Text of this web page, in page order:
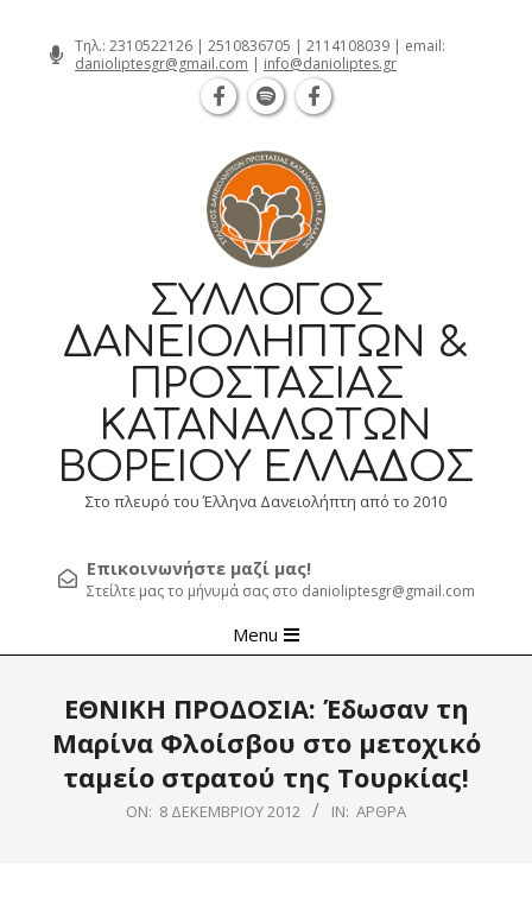
Τηλ.: 2310522126 | 2510836705 | 2114108039 | email:
danioliptesgr@gmail.com | info@danioliptes.gr
ΣΎΛΛΟΓΟΣ
ΔΑΝΕΙΟΛΗΠΤΏΝ &
ΠΡΟΣΤΑΣΊΑΣ
ΚΑΤΑΝΑΛΩΤΏΝ
ΒΟΡΕΊΟΥ ΕΛΛΆΔΟΣ
Στο πλευρό του Έλληνα Δανειολήπτη από το 2010
Επικοινωνήστε μαζί μας!
Στείλτε μας το μήνυμά σας στο danioliptesgr@gmail.com
Navigation
Menu
ΕΘΝΙΚΗ ΠΡΟΔΟΣΙΑ: Έδωσαν τη
Μαρίνα Φλοίσβου στο μετοχικό
ταμείο στρατού της Τουρκίας!
ON: 8 ΔΕΚΕΜΒΡΊΟΥ 2012 IN: ΆΡΘΡΑ